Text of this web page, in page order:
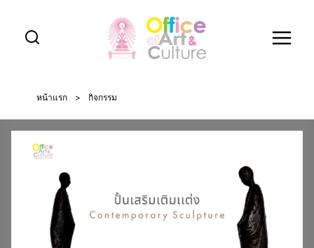
content
หน้าแรก > กิจกรรม